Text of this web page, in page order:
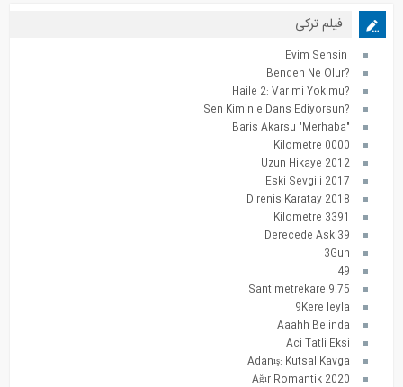
فیلم ترکی
?Benden Ne Olur
?Haile 2: Var mi Yok mu
?Sen Kiminle Dans Ediyorsun
"Baris Akarsu "Merhaba
0000 Kilometre
2012 Uzun Hikaye
2017 Eski Sevgili
2018 Direnis Karatay
3391 Kilometre
39 Derecede Ask
3Gun
49
9.75 Santimetrekare
9Kere leyla
Aaahh Belinda
Aci Tatli Eksi
Adanış: Kutsal Kavga
Ağır Romantik 2020